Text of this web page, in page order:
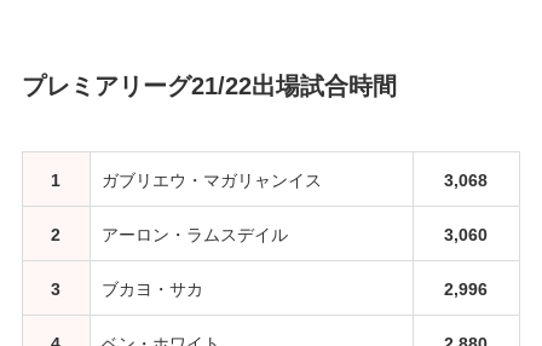
プレミアリーグ21/22出場試合時間
1 ガブリエウ・マガリャンイス 3,068
2 アーロン・ラムスデイル 3,060
3 ブカヨ・サカ 2,996